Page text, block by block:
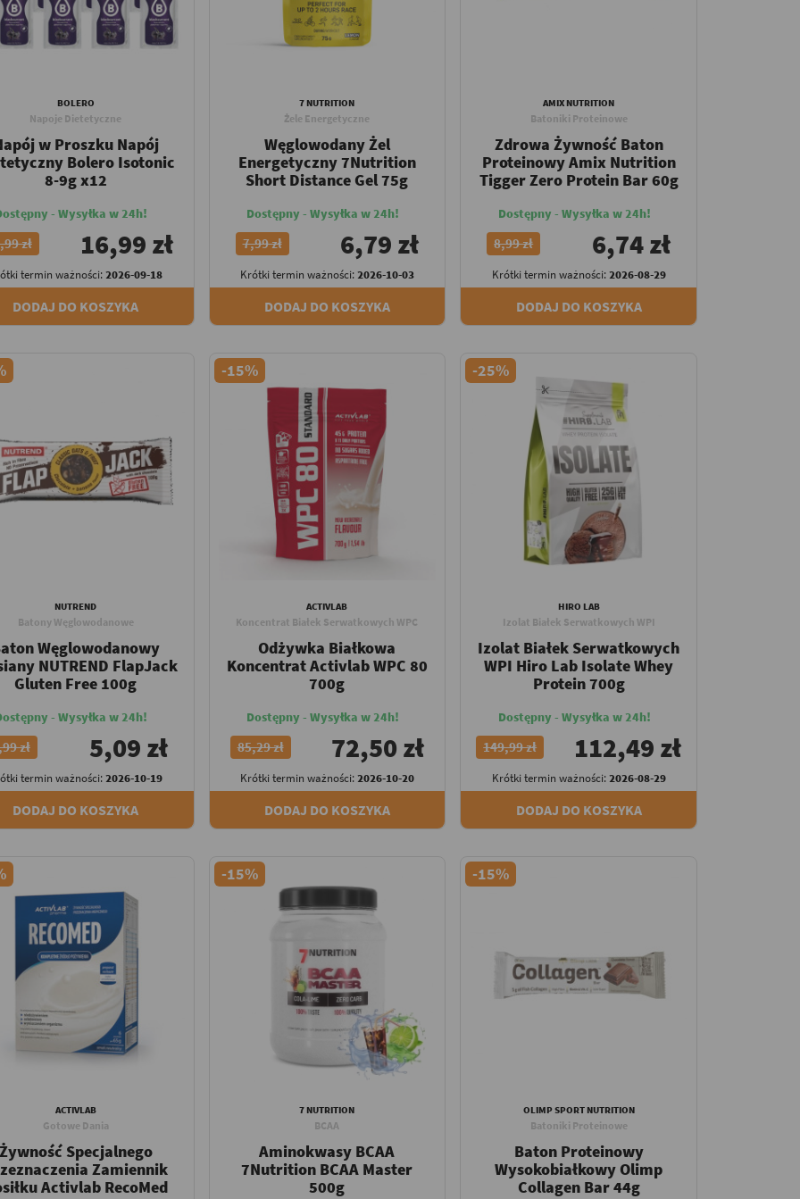
BOLERO
Napoje Dietetyczne
w Proszku Napój
Bolero Isotonic
8-9g x12
- Wysyłka w 24h!
zł 16,99 zł
termin ważności:2026-09-18
DODAJ DO KOSZYKA
7 NUTRITION
Żele Energetyczne
Węglowodany Żel
Energetyczny 7Nutrition
Short Distance Gel 75g
Dostępny - Wysyłka w 24h!
7,99 zł 6,79 zł
Krótki termin ważności:2026-10-03
DODAJ DO KOSZYKA
AMIX NUTRITION
Batoniki Proteinowe
Zdrowa Żywność Baton
Proteinowy Amix Nutrition
Tigger Zero Protein Bar 60g
Dostępny - Wysyłka w 24h!
8,99 zł 6,74 zł
Krótki termin ważności:2026-08-29
DODAJ DO KOSZYKA
NUTREND
Batony Węglowodanowe
Węglowodanowy
NUTREND FlapJack
Gluten Free 100g
- Wysyłka w 24h!
zł 5,09 zł
termin ważności:2026-10-19
DODAJ DO KOSZYKA
-15%
ACTIVLAB
Koncentrat Białek Serwatkowych WPC
Odżywka Białkowa
Koncentrat Activlab WPC 80
700g
Dostępny - Wysyłka w 24h!
85,29 zł 72,50 zł
Krótki termin ważności:2026-10-20
DODAJ DO KOSZYKA
-25%
HIRO LAB
Izolat Białek Serwatkowych WPI
Izolat Białek Serwatkowych
WPI Hiro Lab Isolate Whey
Protein 700g
Dostępny - Wysyłka w 24h!
149,99 zł 112,49 zł
Krótki termin ważności:2026-08-29
DODAJ DO KOSZYKA
ACTIVLAB
Gotowe Dania
Żywność Specjalnego
Zamiennik
Activlab RecoMed
-15%
7 NUTRITION
BCAA
Aminokwasy BCAA
7Nutrition BCAA Master
500g
-15%
OLIMP SPORT NUTRITION
Batoniki Proteinowe
Baton Proteinowy
Wysokobiałkowy Olimp
Collagen Bar 44g